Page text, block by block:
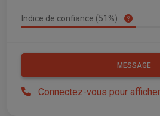
Indice de confiance (51%)
MESSAGE
Connectez-vous pour afficher